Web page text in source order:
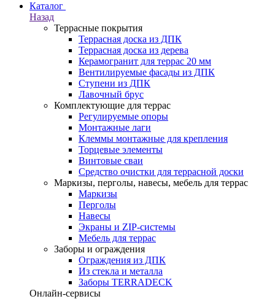
Каталог
Назад
Террасные покрытия
Террасная доска из ДПК
Террасная доска из дерева
Керамогранит для террас 20 мм
Вентилируемые фасады из ДПК
Ступени из ДПК
Лавочный брус
Комплектующие для террас
Регулируемые опоры
Монтажные лаги
Клеммы монтажные для крепления
Торцевые элементы
Винтовые сваи
Средство очистки для террасной доски
Маркизы, перголы, навесы, мебель для террас
Маркизы
Перголы
Навесы
Экраны и ZIP-системы
Мебель для террас
Заборы и ограждения
Ограждения из ДПК
Из стекла и металла
Заборы TERRADECK
Онлайн-сервисы